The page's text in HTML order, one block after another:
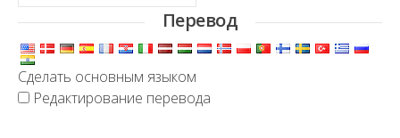
Перевод
Сделать основным языком
Редактирование перевода